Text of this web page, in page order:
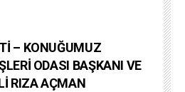
– KONUĞUMUZ
ODASI BAŞKANI VE
RIZA AÇMAN